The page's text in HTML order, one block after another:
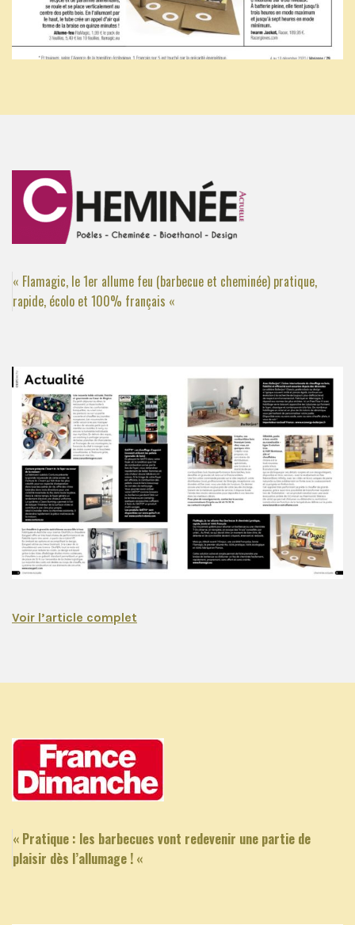
« Flamagic, le 1er allume feu (barbecue et cheminée) pratique,
rapide, écolo et 100% français «
Voir l’article complet
« Pratique : les barbecues vont redevenir une partie de
plaisir dès l’allumage ! «